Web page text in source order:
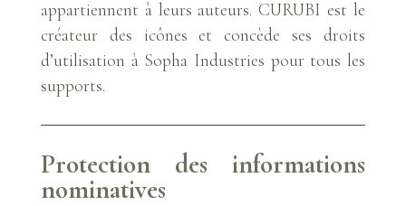
appartiennent à leurs auteurs. CURUBI est le
créateur des icônes et concède ses droits
d’utilisation à Sopha Industries pour tous les
supports.
Protection des informations
nominatives